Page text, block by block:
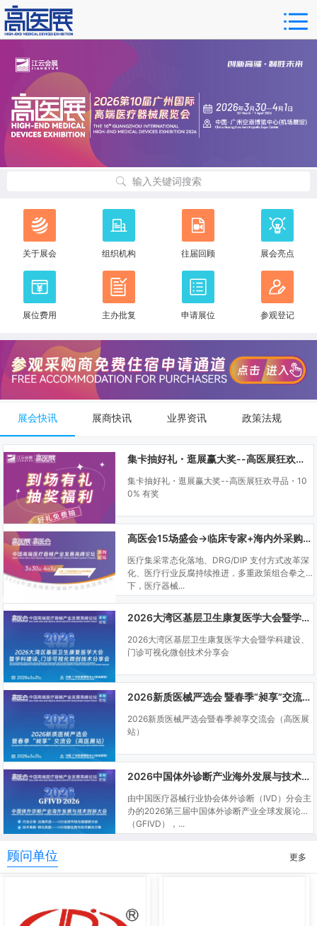
输入关键词搜索
关于展会 组织机构 往届回顾 展会亮点
展位费用 主办批复 申请展位 参观登记
展会快讯 展商快讯 业界资讯 政策法规
集卡抽好礼・逛展赢大奖--高医展狂欢寻品・100% 有奖
集卡抽好礼・逛展赢大奖--高医展狂欢寻品・10
0% 有奖
高医会15场盛会→临床专家+海内外采购商双向对接
医疗集采常态化落地、DRG/DIP 支付方式改革深
化、医疗行业反腐持续推进，多重政策组合拳之
下，医疗器械...
2026大湾区基层卫生康复医学大会暨学科建设、门诊可视化微创技术分享会
2026大湾区基层卫生康复医学大会暨学科建设、
门诊可视化微创技术分享会
2026新质医械严选会 暨春季“昶享”交流会（高医展站）
2026新质医械严选会暨春季昶享交流会（高医展
站）
2026中国体外诊断产业海外发展与技术创新大会
由中国医疗器械行业协会体外诊断（IVD）分会主
办的2026第三届中国体外诊断产业全球发展论坛
（GFIVD），...
顾问单位 更多